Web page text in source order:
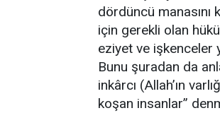
dördüncü
için gerekli olan
eziyet ve işkenceler
Bunu şuradan da
inkârcı (Allah’ın
koşan insanlar”